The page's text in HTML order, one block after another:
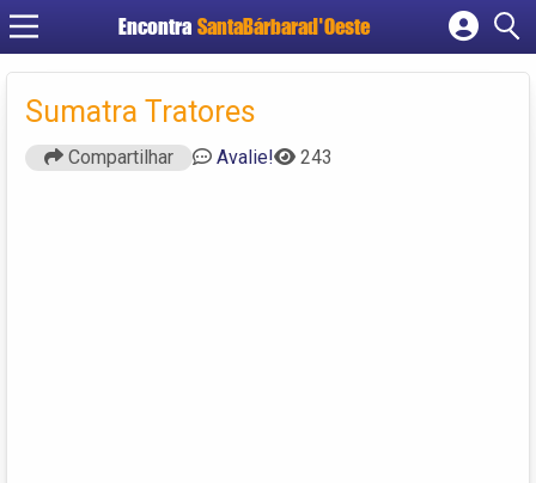
Encontra SantaBárbarad'Oeste
Cadastrar empresa
Criar conta
Sumatra Tratores
Compartilhar Avalie! 243